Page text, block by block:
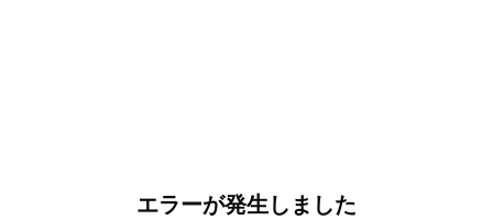
エラーが発生しました